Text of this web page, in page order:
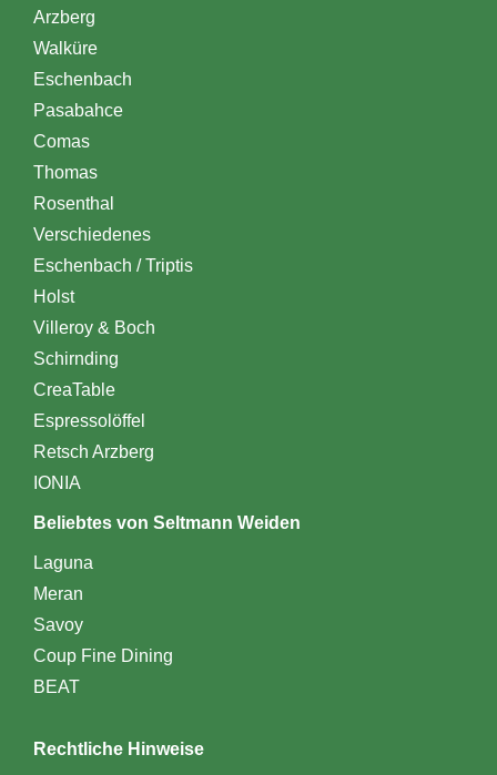
Arzberg
Walküre
Eschenbach
Pasabahce
Comas
Thomas
Rosenthal
Verschiedenes
Eschenbach / Triptis
Holst
Villeroy & Boch
Schirnding
CreaTable
Espressolöffel
Retsch Arzberg
IONIA
Beliebtes von Seltmann Weiden
Laguna
Meran
Savoy
Coup Fine Dining
BEAT
Rechtliche Hinweise